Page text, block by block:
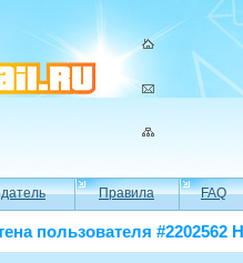
Правила FAQ
пользователя #2202562